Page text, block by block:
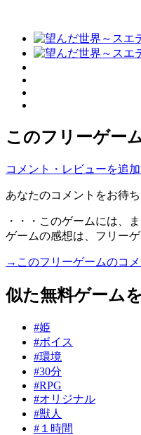
このフリーゲー
コメント・レビューを追
あなたのコメントをお待ち
・・・このゲームには、
ゲームの感想は、フリー
→このフリーゲームのコ
似た無料ゲーム
#姫
#ボイス
#環境
#30分
#RPG
#オリジナル
#獣人
#１時間